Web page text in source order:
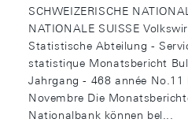
SCHWEIZERISCHE
NATIONALE SUISSE
Statistische Abteilung -
statistique Monatsbericht
Jahrgang - 468 année No.11
Novembre Die
Nationalbank können bel...